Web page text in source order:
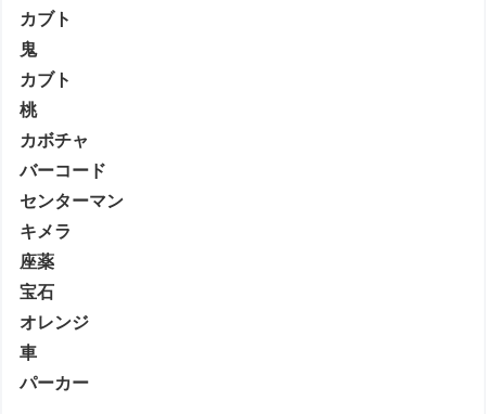
カブト
鬼
カブト
桃
カボチャ
バーコード
センターマン
キメラ
座薬
宝石
オレンジ
車
パーカー